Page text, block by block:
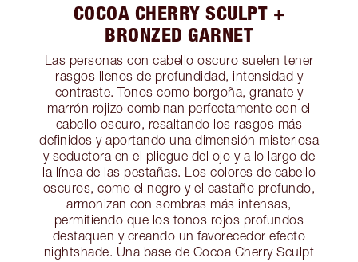
COCOA CHERRY SCULPT +
BRONZED GARNET
Las personas con cabello oscuro suelen tener
rasgos llenos de profundidad, intensidad y
contraste. Tonos como borgoña, granate y
marrón rojizo combinan perfectamente con el
cabello oscuro, resaltando los rasgos más
definidos y aportando una dimensión misteriosa
y seductora en el pliegue del ojo y a lo largo de
la línea de las pestañas. Los colores de cabello
oscuros, como el negro y el castaño profundo,
armonizan con sombras más intensas,
permitiendo que los tonos rojos profundos
destaquen y creando un favorecedor efecto
nightshade. Una base de Cocoa Cherry Sculpt